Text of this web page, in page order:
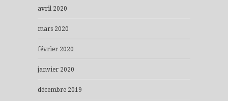
avril 2020
mars 2020
février 2020
janvier 2020
décembre 2019